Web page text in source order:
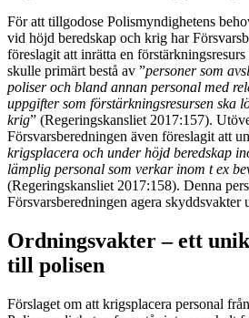
För att tillgodose Polismyndighetens
vid höjd beredskap och krig har
föreslagit att inrätta en
skulle primärt bestå av ”personer som
poliser och bland annan personal med
uppgifter som förstärkningsresursen ska
krig” (Regeringskansliet 2017:157).
Försvarsberedningen även föreslagit att
krigsplacera och under höjd beredskap
lämplig personal som verkar inom t ex
(Regeringskansliet 2017:158). Denna
Försvarsberedningen agera skyddsvakter
Ordningsvakter – ett
till polisen
Förslaget om att krigsplacera personal